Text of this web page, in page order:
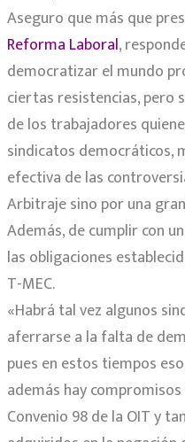
Aseguro que más que
Reforma Laboral,
democratizar el mundo
ciertas resistencias, pero
de los trabajadores
sindicatos democráticos,
efectiva de las
Arbitraje sino por una gran
Además, de cumplir con
las obligaciones
T-MEC.
«Habrá tal vez algunos
aferrarse a la falta de
pues en estos tiempos
además hay
Convenio 98 de la OIT y